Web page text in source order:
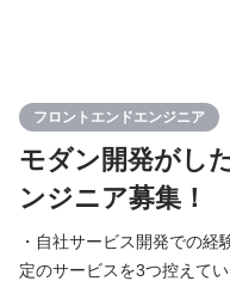
フロントエンドエンジニア
モダン開発がし
ンジニア募集！
・自社サービス開発での
定のサービスを3つ控えて